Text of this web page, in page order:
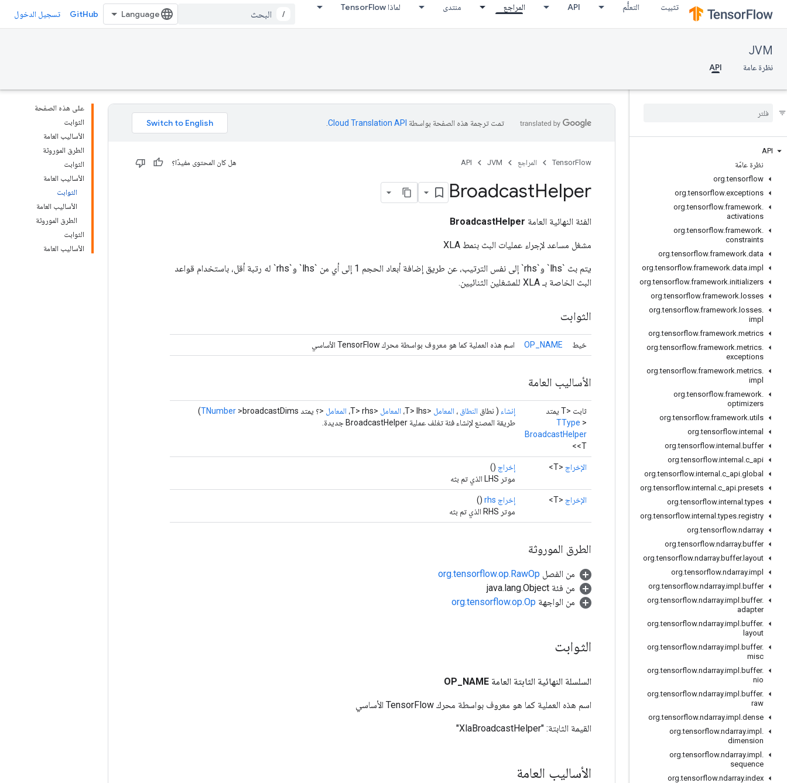
تثبيت التعلُّم API المراجع منتدى لماذا TensorFlow
/
GitHub تسجيل الدخول
JVM
نظرة عامة API
API
نظرة عامّة
org.tensorflow
org.tensorflow.exceptions
org.tensorflow.framework.
activations
org.tensorflow.framework.
constraints
org.tensorflow.framework.data
org.tensorflow.framework.data.impl
org.tensorflow.framework.initializers
org.tensorflow.framework. losses
org.tensorflow.framework. losses.
impl
org.tensorflow.framework.metrics
org.tensorflow.framework.metrics.
exceptions
org.tensorflow.framework.metrics.
impl
org.tensorflow.framework.
optimizers
org.tensorflow.framework.utils
org.tensorflow.internal
org.tensorflow.internal .buffer
org.tensorflow.internal .c api
org.tensorflow.internal .c api.global
org.tensorflow.internal .c api.presets
org.tensorflow.internal .types
org.tensorflow.internal .types.registry
org.tensorflow.ndarray
org.tensorflow.ndarray.buffer
org.tensorflow.ndarray.buffer. layout
org.tensorflow.ndarray.impl
org.tensorflow.ndarray.impl .buffer
org.tensorflow.ndarray.impl .buffer.
adapter
org.tensorflow.ndarray.impl .buffer.
layout
org.tensorflow.ndarray.impl .buffer.
misc
org.tensorflow.ndarray.impl .buffer.
nio
org.tensorflow.ndarray.impl .buffer.
raw
org.tensorflow.ndarray.impl .dense
org.tensorflow.ndarray.impl .
dimension
org.tensorflow.ndarray.impl .
sequence
org.tensorflow.ndarray.index
على هذه الصفحة
الثوابت
الأساليب العامة
الطرق الموروثة
الثوابت
الأساليب العامة
الثوابت
الأساليب العامة
الطرق الموروثة
الثوابت
الأساليب العامة
تمت ترجمة هذه الصفحة بواسطة Cloud Translation API‏
TensorFlow المراجع JVM
API هل كان المحتوى مفيدًا؟
BroadcastHelper
الفئة النهائية العامة BroadcastHelper
مشغل مساعد لإجراء عمليات البث بنمط XLA
يتم بث `lhs` و`rhs` إلى نفس الترتيب، عن طريق إضافة أبعاد الحجم 1 إلى أي من `lhs` و`rhs` له رتبة أقل، باستخدام قواعد
البث الخاصة بـ XLA للمشغلين الثنائيين.
الثوابت
خيط OP_NAME اسم هذه العملية كما هو معروف بواسطة محرك TensorFlow الأساسي
الأساليب العامة
ثابت <T يمتد
TType >
BroadcastHelper
<T>
إنشاء ( نطاق النطاق ، المعامل <T> lhs، المعامل <T> rhs، المعامل <؟ يمتد TNumber >broadcastDims)
طريقة المصنع لإنشاء فئة تغلف عملية BroadcastHelper جديدة.
الإخراج <T> إخراج ()
موتر LHS الذي تم بثه
الإخراج <T> إخراج rhs
()
موتر RHS الذي تم بثه
الطرق الموروثة
من الفصل org.tensorflow.op.RawOp
من فئة java.lang.Object
من الواجهة org.tensorflow.op.Op
الثوابت
السلسلة النهائية الثابتة العامة OP NAME
اسم هذه العملية كما هو معروف بواسطة محرك TensorFlow الأساسي
القيمة الثابتة: "XlaBroadcastHelper"
الأساليب العامة